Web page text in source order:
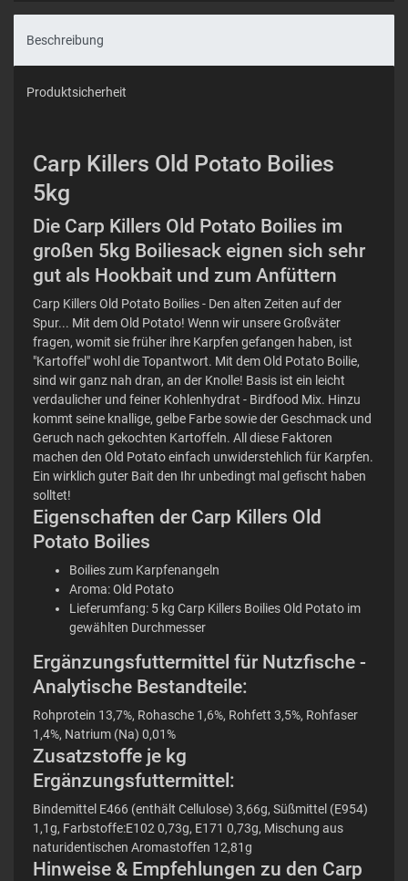
Beschreibung
Produktsicherheit
Carp Killers Old Potato Boilies
5kg
Die Carp Killers Old Potato Boilies im
großen 5kg Boiliesack eignen sich sehr
gut als Hookbait und zum Anfüttern
Carp Killers Old Potato Boilies - Den alten Zeiten auf der
Spur... Mit dem Old Potato! Wenn wir unsere Großväter
fragen, womit sie früher ihre Karpfen gefangen haben, ist
"Kartoffel" wohl die Topantwort. Mit dem Old Potato Boilie,
sind wir ganz nah dran, an der Knolle! Basis ist ein leicht
verdaulicher und feiner Kohlenhydrat - Birdfood Mix. Hinzu
kommt seine knallige, gelbe Farbe sowie der Geschmack und
Geruch nach gekochten Kartoffeln. All diese Faktoren
machen den Old Potato einfach unwiderstehlich für Karpfen.
Ein wirklich guter Bait den Ihr unbedingt mal gefischt haben
solltet!
Eigenschaften der Carp Killers Old
Potato Boilies
Boilies zum Karpfenangeln
Aroma: Old Potato
Lieferumfang: 5 kg Carp Killers Boilies Old Potato im
gewählten Durchmesser
Ergänzungsfuttermittel für Nutzfische -
Analytische Bestandteile:
Rohprotein 13,7%, Rohasche 1,6%, Rohfett 3,5%, Rohfaser
1,4%, Natrium (Na) 0,01%
Zusatzstoffe je kg
Ergänzungsfuttermittel:
Bindemittel E466 (enthält Cellulose) 3,66g, Süßmittel (E954)
1,1g, Farbstoffe:E102 0,73g, E171 0,73g, Mischung aus
naturidentischen Aromastoffen 12,81g
Hinweise & Empfehlungen zu den Carp